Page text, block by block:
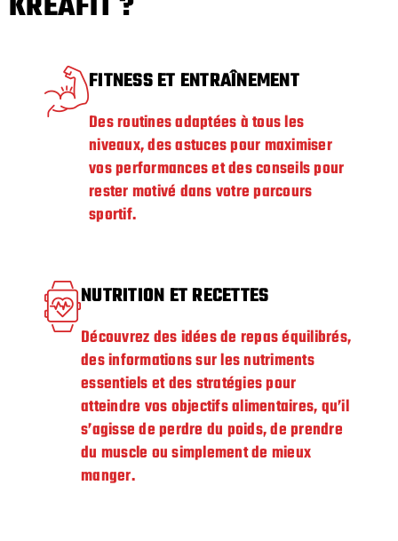
FITNESS ET ENTRAÎNEMENT
Des routines adaptées à tous les
niveaux, des astuces pour maximiser
vos performances et des conseils pour
rester motivé dans votre parcours
sportif.
NUTRITION ET RECETTES
Découvrez des idées de repas équilibrés,
des informations sur les nutriments
essentiels et des stratégies pour
atteindre vos objectifs alimentaires, qu’il
s’agisse de perdre du poids, de prendre
du muscle ou simplement de mieux
manger.